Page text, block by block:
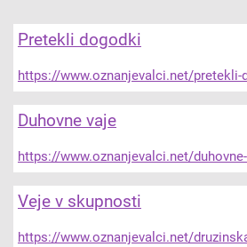
Pretekli dogodki
https://www.oznanjevalci.net/pretekli-
Duhovne vaje
https://www.oznanjevalci.net/
Veje v skupnosti
https://www.oznanjevalci.net/